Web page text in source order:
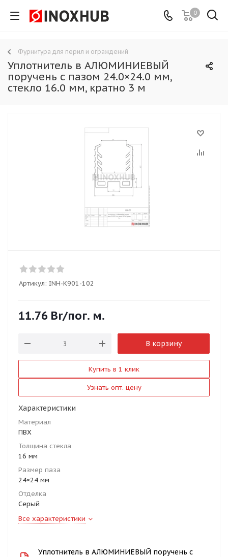
0
Фурнитура для перил и ограждений
Уплотнитель в АЛЮМИНИЕВЫЙ
поручень с пазом 24.0×24.0 мм,
стекло 16.0 мм, кратно 3 м
Артикул: INH-K901-102
11.76 Br/пог. м.
В корзину
Купить в 1 клик
Узнать опт. цену
Характеристики
Материал
ПВХ
Толщина стекла
16 мм
Размер паза
24×24 мм
Отделка
Серый
Все характеристики
Уплотнитель в АЛЮМИНИЕВЫЙ поручень с